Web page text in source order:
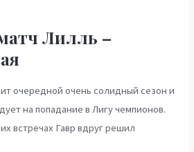
Лилль –
очередной очень солидный сезон и
на попадание в Лигу чемпионов.
встречах Гавр вдруг решил